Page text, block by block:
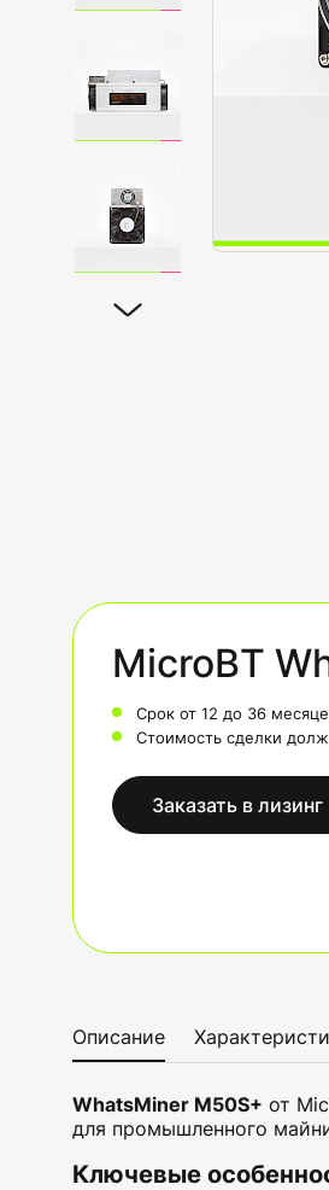
MicroBT
Срок от 12 до 36
Стоимость сделки
Заказать в лизинг
Описание
WhatsMiner M50S+ от
для промышленного
Ключевые